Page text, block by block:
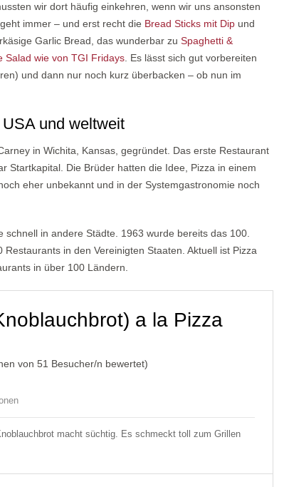
wir dort häufig einkehren, wenn wir uns ansonsten
immer – und erst recht die Bread Sticks mit Dip und
Garlic Bread, das wunderbar zu Spaghetti &
Salad wie von TGI Fridays. Es lässt sich gut vorbereiten
und dann nur noch kurz überbacken – ob nun im
und weltweit
in Wichita, Kansas, gegründet. Das erste Restaurant
Startkapital. Die Brüder hatten die Idee, Pizza in einem
eher unbekannt und in der Systemgastronomie noch
in andere Städte. 1963 wurde bereits das 100.
in den Vereinigten Staaten. Aktuell ist Pizza
in über 100 Ländern.
a la Pizza
von 51 Besucher/n bewertet)
macht süchtig. Es schmeckt toll zum Grillen